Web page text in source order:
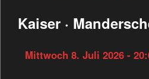
Kaiser ·
Mittwoch 8. Juli 2026 -